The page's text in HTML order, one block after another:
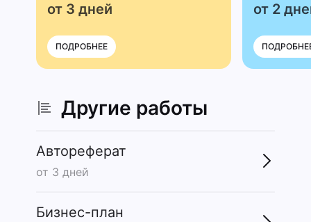
от 3 дней
ПОДРОБНЕЕ
от 2
Другие работы
Автореферат
от 3 дней
Бизнес-план